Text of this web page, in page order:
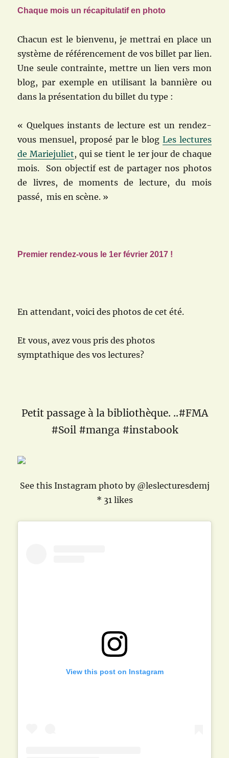
Chaque mois un récapitulatif en photo
Chacun est le bienvenu, je mettrai en place un
système de référencement de vos billet par lien.
Une seule contrainte, mettre un lien vers mon
blog, par exemple en utilisant la bannière ou
dans la présentation du billet du type :
« Quelques instants de lecture est un rendez-
vous mensuel, proposé par le blog Les lectures
de Mariejuliet, qui se tient le 1er jour de chaque
mois. Son objectif est de partager nos photos
de livres, de moments de lecture, du mois
passé, mis en scène. »
Premier rendez-vous le 1er février 2017 !
En attendant, voici des photos de cet été.
Et vous, avez vous pris des photos
symptathique des vos lectures?
Petit passage à la bibliothèque. ..#FMA
#Soil #manga #instabook
See this Instagram photo by @leslecturesdemj
* 31 likes
View this post on Instagram